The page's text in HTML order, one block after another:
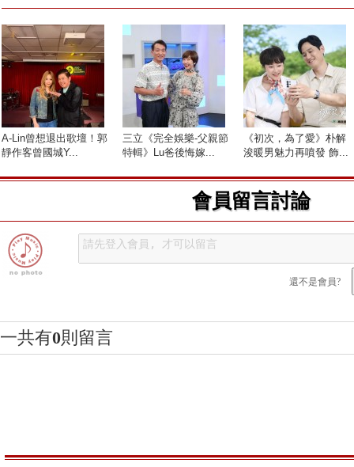
A-Lin曾想退出歌壇！郭
靜作客曾國城Y...
三立《完全娛樂-父親節
特輯》Lu爸後悔嫁...
《初次，為了愛》朴解
浚暖男魅力再噴發 飾...
會員留言討論
還不是會員?
一共有0則留言